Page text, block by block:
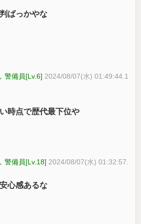
ばっかやな
警備員[Lv.6] 2024/08/07(水) 01:49:44.1
時点で歴代最下位や
警備員[Lv.18] 2024/08/07(水) 01:32:57.
心感あるな